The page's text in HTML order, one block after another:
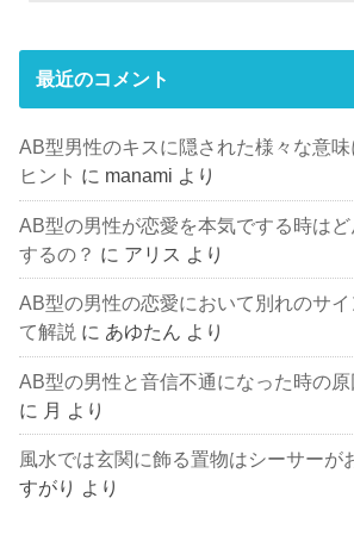
最近のコメント
AB型男性のキスに隠された様々な意
ヒント に manami より
AB型の男性が恋愛を本気でする時は
するの？ に アリス より
AB型の男性の恋愛において別れのサ
て解説 に あゆたん より
AB型の男性と音信不通になった時の
に 月 より
風水では玄関に飾る置物はシーサーが
すがり より